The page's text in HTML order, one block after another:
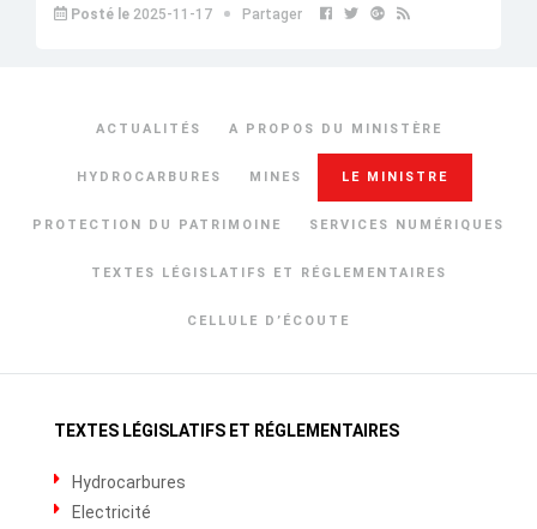
Posté le2025-11-17 Partager
ACTUALITÉS A PROPOS DU MINISTÈRE
HYDROCARBURES MINES LE MINISTRE
PROTECTION DU PATRIMOINE SERVICES NUMÉRIQUES
TEXTES LÉGISLATIFS ET RÉGLEMENTAIRES
CELLULE D’ÉCOUTE
TEXTES LÉGISLATIFS ET RÉGLEMENTAIRES
Hydrocarbures
Electricité